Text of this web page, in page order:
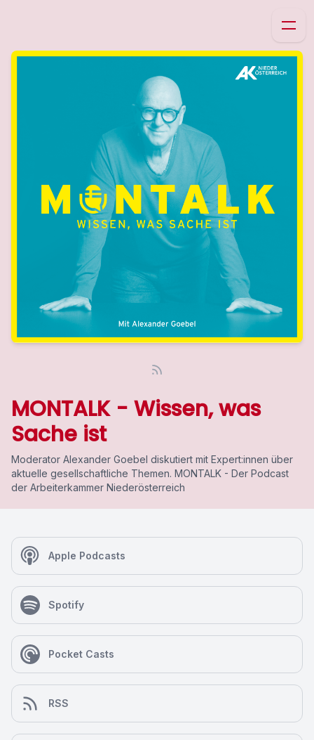
MONTALK - Wissen, was
Sache ist
Moderator Alexander Goebel diskutiert mit Expert:innen über
aktuelle gesellschaftliche Themen. MONTALK - Der Podcast
der Arbeiterkammer Niederösterreich
Apple Podcasts
Spotify
Pocket Casts
RSS